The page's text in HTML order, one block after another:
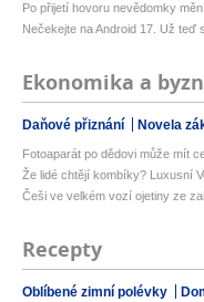
Po přijetí hovoru nevědomky
Nečekejte na Android 17. Už
Ekonomika a
Daňové přiznání Novela
Fotoaparát po dědovi může mít
Že lidé chtějí kombíky? Luxusní
Češi ve velkém vozí ojetiny ze
Recepty
Oblíbené zimní polévky